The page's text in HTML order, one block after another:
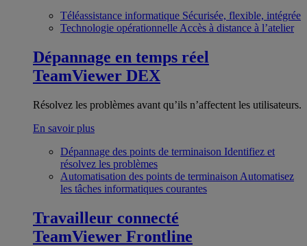
Téléassistance informatique Sécurisée, flexible, intégrée
Technologie opérationnelle Accès à distance à l’atelier
Dépannage en temps réel
TeamViewer DEX
Résolvez les problèmes avant qu’ils n’affectent les utilisateurs.
En savoir plus
Dépannage des points de terminaison Identifiez et
résolvez les problèmes
Automatisation des points de terminaison Automatisez
les tâches informatiques courantes
Travailleur connecté
TeamViewer Frontline